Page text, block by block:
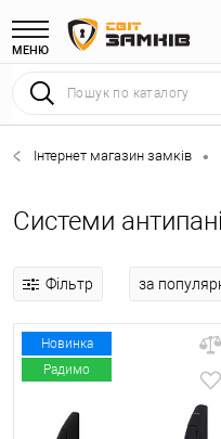
МЕНЮ
Інтернет магазин замків •
Системи
Фільтр
Новинка
Радимо